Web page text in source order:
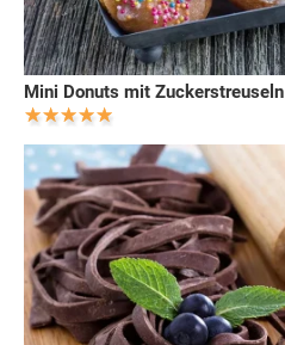
Mini Donuts mit Zuckerstreuseln